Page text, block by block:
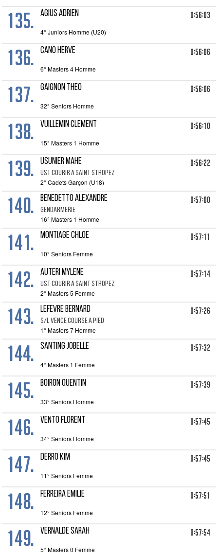
135. AGIUS ADRIEN 0:56:03
4° Juniors Homme (U20)
136. CANO HERVE 0:56:06
6° Masters 4 Homme
137. GAIGNON THEO 0:56:06
32° Seniors Homme
138. VUILLEMIN CLEMENT 0:56:10
15° Masters 1 Homme
139. USUNIER MAHE
UST COURIR A SAINT STROPEZ
0:56:22
2° Cadets Garçon (U18)
140. BENEDETTO ALEXANDRE
GENDARMERIE
0:57:00
16° Masters 1 Homme
141. MONTIAGE CHLOE 0:57:11
10° Seniors Femme
142. AUTERI MYLENE
UST COURIR A SAINT STROPEZ
0:57:14
2° Masters 5 Femme
143. LEFEVRE BERNARD
S/L VENCE COURSE A PIED
0:57:26
1° Masters 7 Homme
144. SANTING JOBELLE 0:57:32
4° Masters 1 Femme
145. BOIRON QUENTIN 0:57:39
33° Seniors Homme
146. VENTO FLORENT 0:57:45
34° Seniors Homme
147. DERRO KIM 0:57:45
11° Seniors Femme
148. FERREIRA EMILIE 0:57:51
12° Seniors Femme
149. VERNALDE SARAH 0:57:54
5° Masters 0 Femme